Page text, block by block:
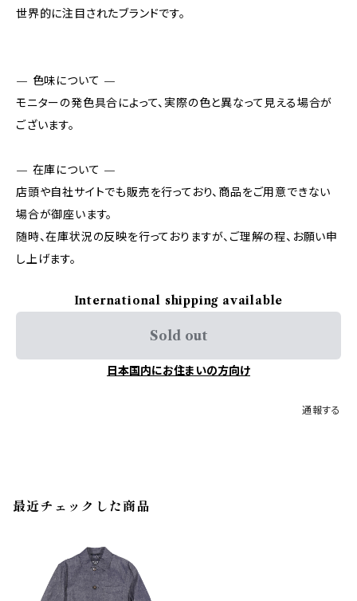
世界的に注目されたブランドです。
— 色味について —
モニターの発色具合によって、実際の色と異なって見える場合が
ございます。
— 在庫について —
店頭や自社サイトでも販売を行っており、商品をご用意できない
場合が御座います。
随時、在庫状況の反映を行っておりますが、ご理解の程、お願い申
し上げます。
International shipping available
Sold out
日本国内にお住まいの方向け
通報する
最近チェックした商品